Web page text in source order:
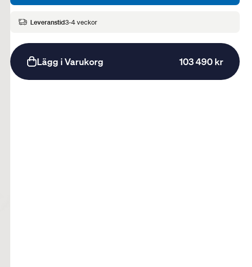
Leveranstid3-4 veckor
Lägg i Varukorg 103 490 kr